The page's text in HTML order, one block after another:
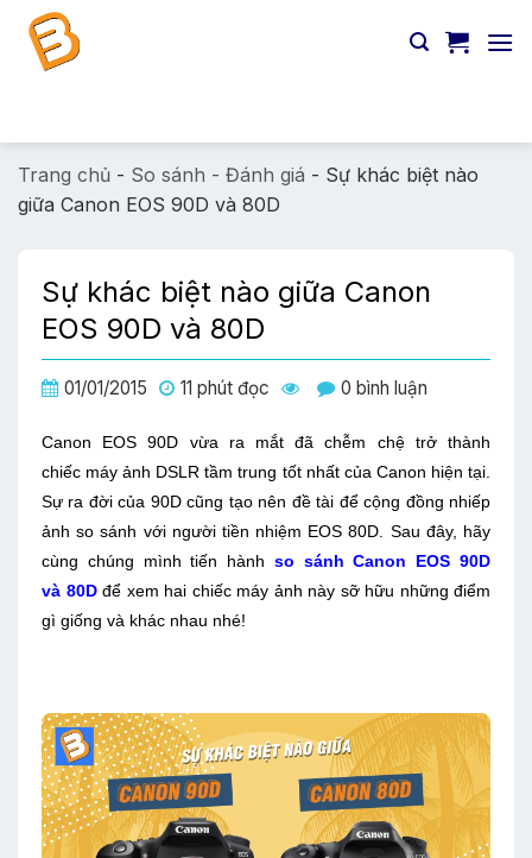
Chuyển
đến
Trang chủ - So sánh - Đánh giá - Sự khác biệt nào
giữa Canon EOS 90D và 80D
Sự khác biệt nào giữa Canon
EOS 90D và 80D
01/01/2015 11 phút đọc 0 bình luận
Canon EOS 90D vừa ra mắt đã chễm chệ trở thành
chiếc máy ảnh DSLR tầm trung tốt nhất của Canon hiện tại.
Sự ra đời của 90D cũng tạo nên đề tài để cộng đồng nhiếp
ảnh so sánh với người tiền nhiệm EOS 80D. Sau đây, hãy
cùng chúng mình tiến hành so sánh Canon EOS 90D
và 80Dđể xem hai chiếc máy ảnh này sỡ hữu những điểm
gì giống và khác nhau nhé!